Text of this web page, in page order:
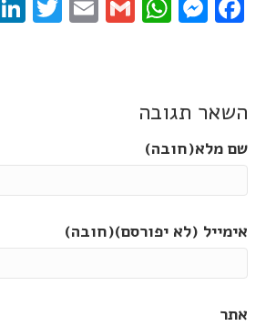
השאר תגובה
שם מלא(חובה)
אימייל (לא יפורסם)(חובה)
אתר